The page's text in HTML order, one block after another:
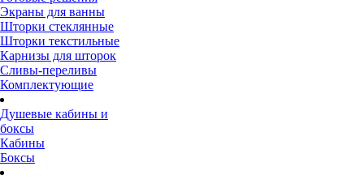
Экраны для ванны
Шторки стеклянные
Шторки текстильные
Карнизы для шторок
Сливы-переливы
Комплектующие
Душевые кабины и
боксы
Кабины
Боксы